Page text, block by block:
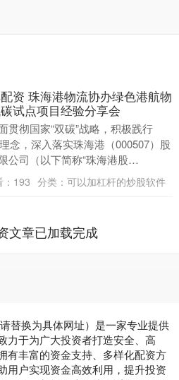
资 珠海港物流协办绿色港航物
试点项目经验分享会
贯彻国家“双碳”战略，积极践行
念，深入落实珠海港（000507）股
公司（以下简称“珠海港股
“ESG五年战略规划”，推动绿色港航
设....
193 分类： 可以加杠杆的炒股软件
文章已加载完成
替换为具体网址）是一家专业提供
力于为广大投资者打造安全、高
有丰富的资金支持、多样化配资方
用户实现资金高效利用，提升投资